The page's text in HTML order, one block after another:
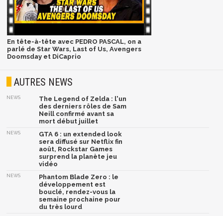
En tête-à-tête avec PEDRO PASCAL, on a
parlé de Star Wars, Last of Us, Avengers
Doomsday et DiCaprio
AUTRES NEWS
NEWS
The Legend of Zelda : l'un
des derniers rôles de Sam
Neill confirmé avant sa
mort début juillet
NEWS
GTA 6 : un extended look
sera diffusé sur Netflix fin
août, Rockstar Games
surprend la planète jeu
vidéo
NEWS
Phantom Blade Zero : le
développement est
bouclé, rendez-vous la
semaine prochaine pour
du très lourd